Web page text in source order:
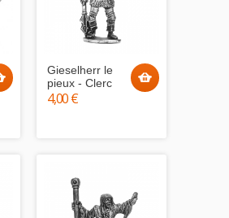
Gieselherr le
pieux - Clerc
4,00 €